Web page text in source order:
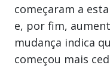
começaram a
e, por fim,
mudança indica
começou mais